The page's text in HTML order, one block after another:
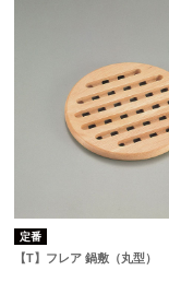
定番
【T】フレア 鍋敷（丸型）